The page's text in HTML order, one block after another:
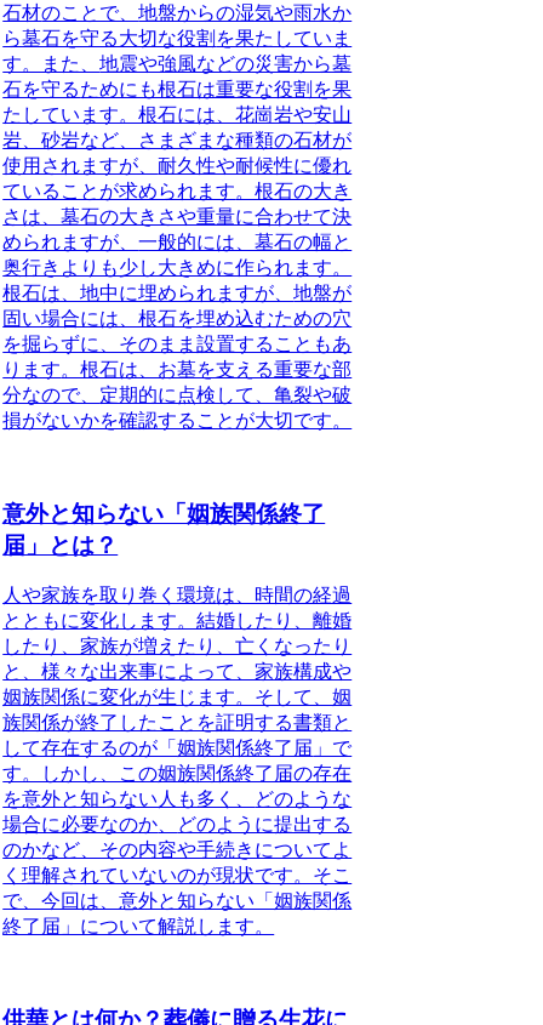
石材のことで、地盤からの湿気や雨水か
ら墓石を守る大切な役割 を果たしていま
す。また、地震や強風などの災害から墓
石を守るためにも根石は重要な役割を果
たしています。根石には、花崗岩や安山
岩、砂岩など、さまざまな種類の石材が
使用されますが、耐久性や耐候性に優れ
ていることが求められます。根石の大き
さは、墓石の大きさや重量に合わせて決
められますが、一般的には、墓石の幅と
奥行きよりも少し大きめに作られます。
根石は、地中に埋められますが、地盤が
固い場合には、根石を埋め込むための穴
を掘らずに、そのまま設置することもあ
ります。根石は、お墓を支える重要な部
分なので、 定期的に点検して、亀裂や破
損がないかを確認することが大切です。
意外と知らない「姻族関係終了
届」とは？
人や家族を取り巻く環境は、時間の経過
とともに変化します。結婚したり、離婚
したり、家族が増えたり、亡くなったり
と、様々な出来事によって、家族構成や
姻族関係に変化が生じます。そして、姻
族関係が終了したことを証明する書類と
して存在するのが「姻族関係終了届 」で
す。しかし、この姻族関係終了届の存在
を意外と知らない人も多く、
どのような
場合に必要なのか、
どのように提出する
のかなど、その内容や手続きについてよ
く理解されていないのが現状です。そこ
で、今回は、意外と知らない「姻族関係
終了届」について解説します。
供華とは何か？葬儀に贈る生花に